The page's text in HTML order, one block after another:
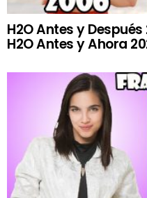
H2O Antes y
H2O Antes y Ahora